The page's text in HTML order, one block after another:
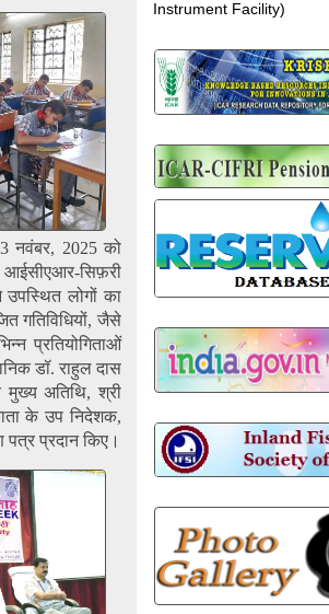
नवंबर, 2025 को
सिफ़री
उपस्थित लोगों का
गतिविधियों, जैसे
प्रतियोगिताओं
डॉ. राहुल दास
अतिथि, श्री
के उप निदेशक,
प्रदान किए।
Instrument Facility)